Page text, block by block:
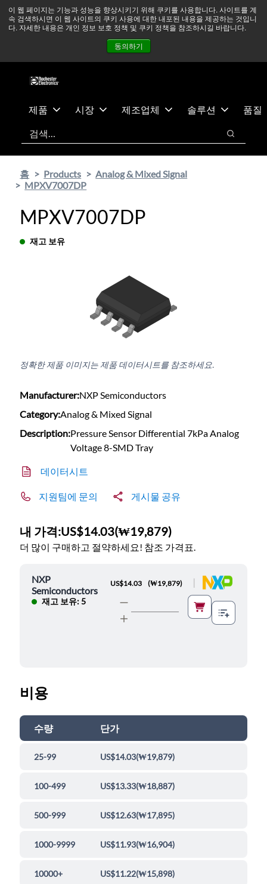
이 웹 페이지는 기능과 성능을 향상시키기 위해 쿠키를 사용합니다. 사이트를 계
속 검색하시면 이 웹 사이트의 쿠키 사용에 대한 내포된 내용을 제공하는 것입니
다. 자세한 내용은 개인 정보 보호 정책 및 쿠키 정책을 참조하시길 바랍니다.
동의하기
츠
건
중동 지역 상황을 지속적으로 주시하고 있으며, 모든 서비스는
정상적으로 운영되고 있습니다. 더 읽어보기 →
뉴스
문의하기
제품 시장 제조업체 솔루션
품질
검색
검색
홈 Products
Analog & Mixed Signal
MPXV7007DP
MPXV7007DP
재고 보유
정확한 제품 이미지는 제품 데이터시트를 참조하세요.
Manufacturer:NXP Semiconductors
Category:Analog & Mixed Signal
Description:Pressure Sensor Differential 7kPa Analog
Voltage 8-SMD Tray
데이터시트
지원팀에 문의 게시물 공유
내 가격:US$14.03(₩19,879)
더 많이 구매하고 절약하세요! 참조 가격표.
NXP
Semiconductors
재고 보유: 5
US$14.03 (₩19,879)
비용
수량 단가
25-99 US$14.03(₩19,879)
100-499 US$13.33(₩18,887)
500-999 US$12.63(₩17,895)
1000-9999 US$11.93(₩16,904)
10000+ US$11.22(₩15,898)